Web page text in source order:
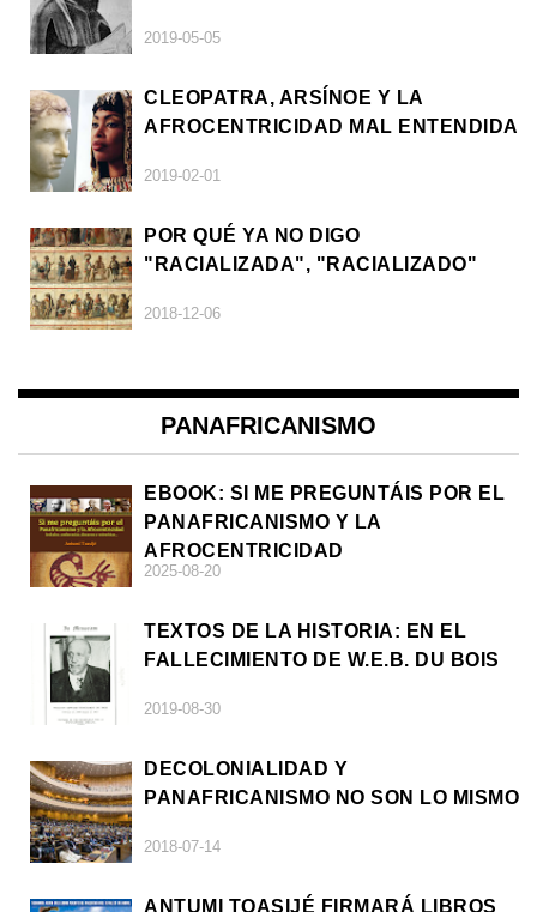
2019-05-05
CLEOPATRA, ARSÍNOE Y LA
AFROCENTRICIDAD MAL ENTENDIDA
2019-02-01
POR QUÉ YA NO DIGO
"RACIALIZADA", "RACIALIZADO"
2018-12-06
PANAFRICANISMO
EBOOK: SI ME PREGUNTÁIS POR EL
PANAFRICANISMO Y LA
AFROCENTRICIDAD
2025-08-20
TEXTOS DE LA HISTORIA: EN EL
FALLECIMIENTO DE W.E.B. DU BOIS
2019-08-30
DECOLONIALIDAD Y
PANAFRICANISMO NO SON LO MISMO
2018-07-14
ANTUMI TOASIJÉ FIRMARÁ LIBROS